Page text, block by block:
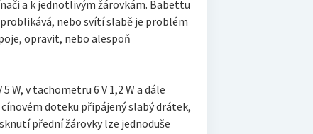
a k jednotlivým žárovkám. Babettu
nebo svítí slabě je problém
opravit, nebo alespoň
W, v tachometru 6 V 1,2 W a dále
doteku připájený slabý drátek,
přední žárovky lze jednoduše